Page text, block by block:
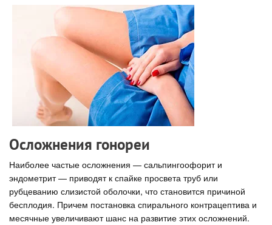
Осложнения гонореи
Наиболее частые осложнения — сальпингоофорит и
эндометрит — приводят к спайке просвета труб или
рубцеванию слизистой оболочки, что становится причиной
бесплодия. Причем постановка спирального контрацептива и
месячные увеличивают шанс на развитие этих осложнений.